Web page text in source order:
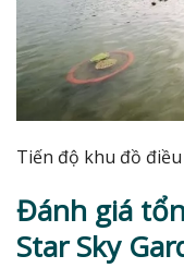
Tiến độ khu đồ
Đánh giá
Star Sky